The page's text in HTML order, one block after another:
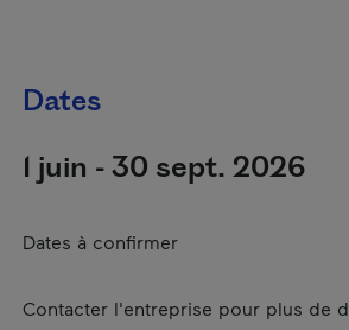
Dates
1 juin - 30 sept. 2026
Dates à confirmer
Contacter l'entreprise pour plus de